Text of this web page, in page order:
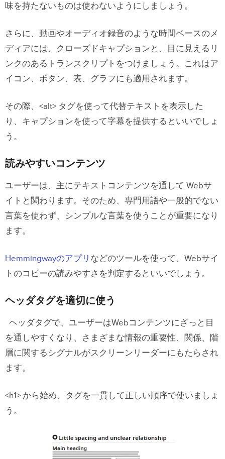
味を持たないものは使わないようにしましょう。
さらに、動画やオーディオ録音のような時間ベースのメ
ディアには、クローズドキャプションと、目に見えるリ
ンクのあるトランスクリプトをつけましょう。これはア
イコン、ボタン、表、グラフにも適用されます。
その際、<alt> タグを使って代替テキストを表示した
り、キャプションを使って字幕を提供するといいでしょ
う。
読みやすいコンテンツ
ユーザーは、主にテキストコンテンツを通して Webサ
イトと関わります。そのため、専門用語や一般的でない
言葉を使わず、シンプルな言葉を使うことが重要になり
ます。
Hemmingwayのアプリ などのツールを使って、Webサイ
トのコピーの読みやすさを判定するといいでしょう。
ヘッダタグを適切に使う
ヘッダタグで、ユーザーはWebコンテンツにざっと目
を通しやすくなり、さまざまな情報の重要性、関係、階
層に関するシグナルがスクリーンリーダーにもたらされ
ます。
<h1> から始め、タグを一貫して正しい順序で使いましょ
う。